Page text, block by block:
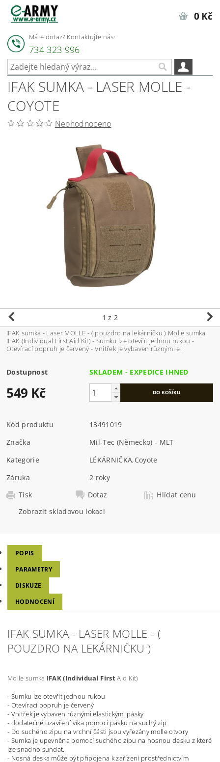
Máte dotaz? Kontaktujte nás:
734 323 996
0 Kč
IFAK SUMKA - LASER MOLLE -
COYOTE
Neohodnoceno
1 z 2
IFAK sumka - Laser MOLLE - ( pouzdro na lekárničku ) Molle sumka
IFAK (Individual First Aid Kit) - Sumku lze otevřít jednou rukou -
Otevírací popruh je červený - Vnitřek je vybaven různými el
Dostupnost SKLADEM - EXPEDICE IHNED
549 Kč
Kód produktu
13491019
Značka
Mil-Tec (Německo) - MLT
Kategorie
LÉKÁRNIČKA,Coyote
Záruka
2 roky
Tisk
Dotaz
Hlídat cenu
Zobrazit skladovou lokaci
POPIS
PARAMETRY
DISKUZE
HODNOCENÍ
IFAK SUMKA - LASER MOLLE - (
POUZDRO NA LEKÁRNIČKU )
Molle sumka IFAK(Individual FirstAid Kit)
- Sumku lze otevřít jednou rukou
- Otevírací popruh je červený
- Vnitřek je vybaven různými elastickými pásky
- dodatečné uzavření víka pomocí pásku na suchý zip
- Do suchého zipu na vrchní části jsou vyřezány molle otvory
- Sumka je upevněna pomocí suchého zipu na nosnou desku z které
lze snadno sundat.
- Nosná deska může být připojena k zařízení prostřednictvím